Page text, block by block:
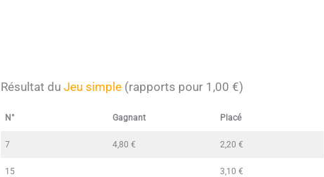
Résultat duJeu simple (rapports pour 1,00 €)
N° Gagnant Placé
7 4,80 € 2,20 €
15 3,10 €